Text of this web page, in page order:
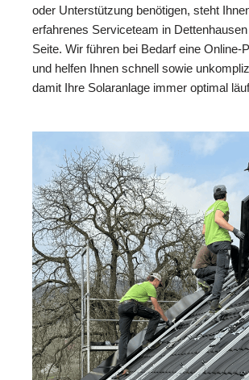
oder Unterstützung benötigen, steht
erfahrenes Serviceteam in
Seite. Wir führen bei Bedarf eine Online-
und helfen Ihnen schnell sowie
damit Ihre Solaranlage immer optimal